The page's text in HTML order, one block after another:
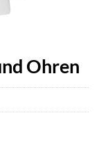
Ohren